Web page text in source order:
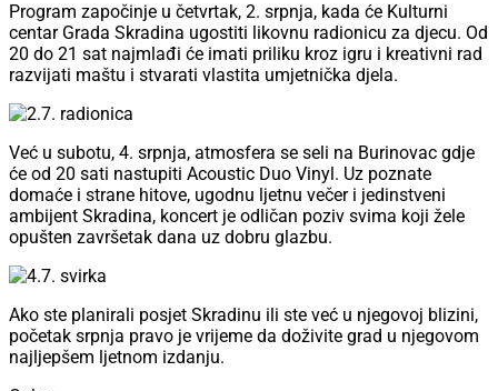
Program započinje u četvrtak, 2. srpnja, kada će Kulturni
centar Grada Skradina ugostiti likovnu radionicu za djecu. Od
20 do 21 sat najmlađi će imati priliku kroz igru i kreativni rad
razvijati maštu i stvarati vlastita umjetnička djela.
Već u subotu, 4. srpnja, atmosfera se seli na Burinovac gdje
će od 20 sati nastupiti Acoustic Duo Vinyl. Uz poznate
domaće i strane hitove, ugodnu ljetnu večer i jedinstveni
ambijent Skradina, koncert je odličan poziv svima koji žele
opušten završetak dana uz dobru glazbu.
Ako ste planirali posjet Skradinu ili ste već u njegovoj blizini,
početak srpnja pravo je vrijeme da doživite grad u njegovom
najljepšem ljetnom izdanju.